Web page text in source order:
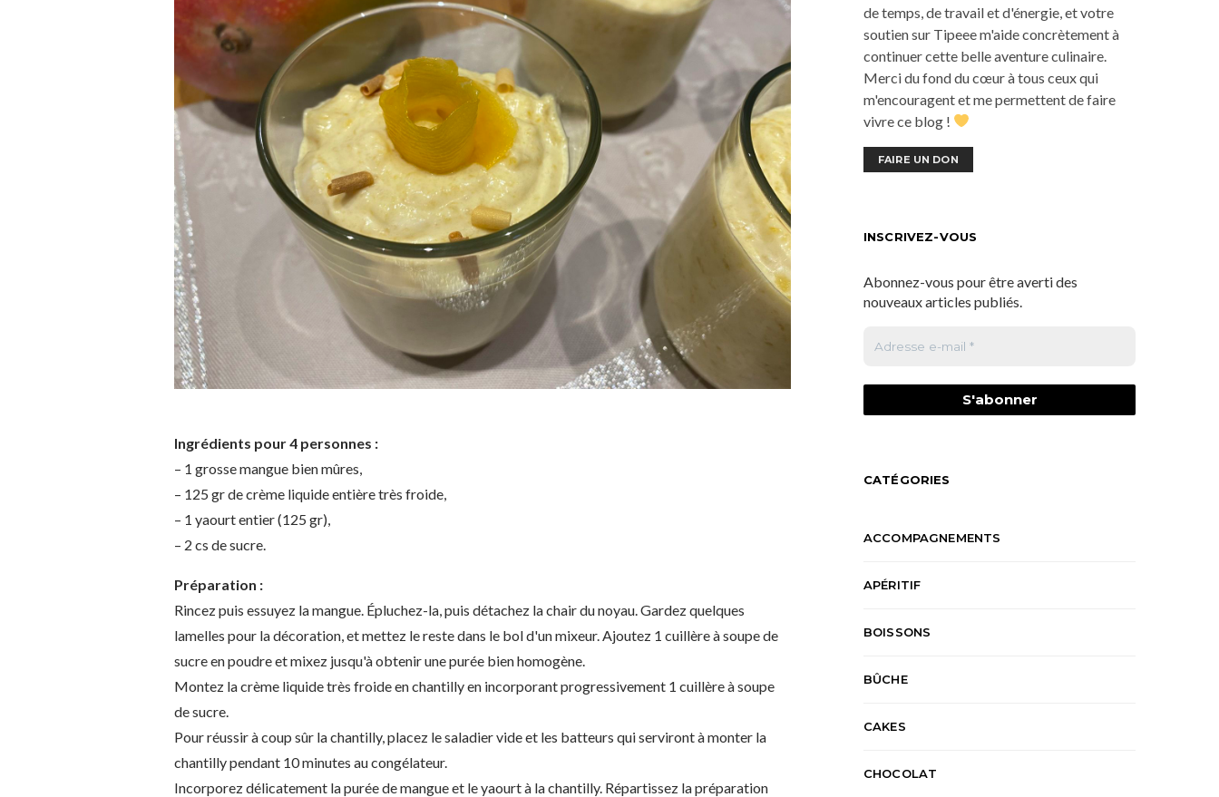
Ingrédients pour 4 personnes :
– 1 grosse mangue bien mûres,
– 125 gr de crème liquide entière très froide,
– 1 yaourt entier (125 gr),
– 2 cs de sucre.
Préparation :
Rincez puis essuyez la mangue. Épluchez-la, puis détachez la chair du noyau. Gardez quelques
lamelles pour la décoration, et mettez le reste dans le bol d'un mixeur. Ajoutez 1 cuillère à soupe de
sucre en poudre et mixez jusqu'à obtenir une purée bien homogène.
Montez la crème liquide très froide en chantilly en incorporant progressivement 1 cuillère à soupe
de sucre.
Pour réussir à coup sûr la chantilly, placez le saladier vide et les batteurs qui serviront à monter la
chantilly pendant 10 minutes au congélateur.
Incorporez délicatement la purée de mangue et le yaourt à la chantilly. Répartissez la préparation
de temps, de travail et d'énergie, et votre
soutien sur Tipeee m'aide concrètement à
continuer cette belle aventure culinaire.
Merci du fond du cœur à tous ceux qui
m'encouragent et me permettent de faire
vivre ce blog !
FAIRE UN DON
INSCRIVEZ-VOUS
Abonnez-vous pour être averti des
nouveaux articles publiés.
CATÉGORIES
ACCOMPAGNEMENTS
APÉRITIF
BOISSONS
BÛCHE
CAKES
CHOCOLAT